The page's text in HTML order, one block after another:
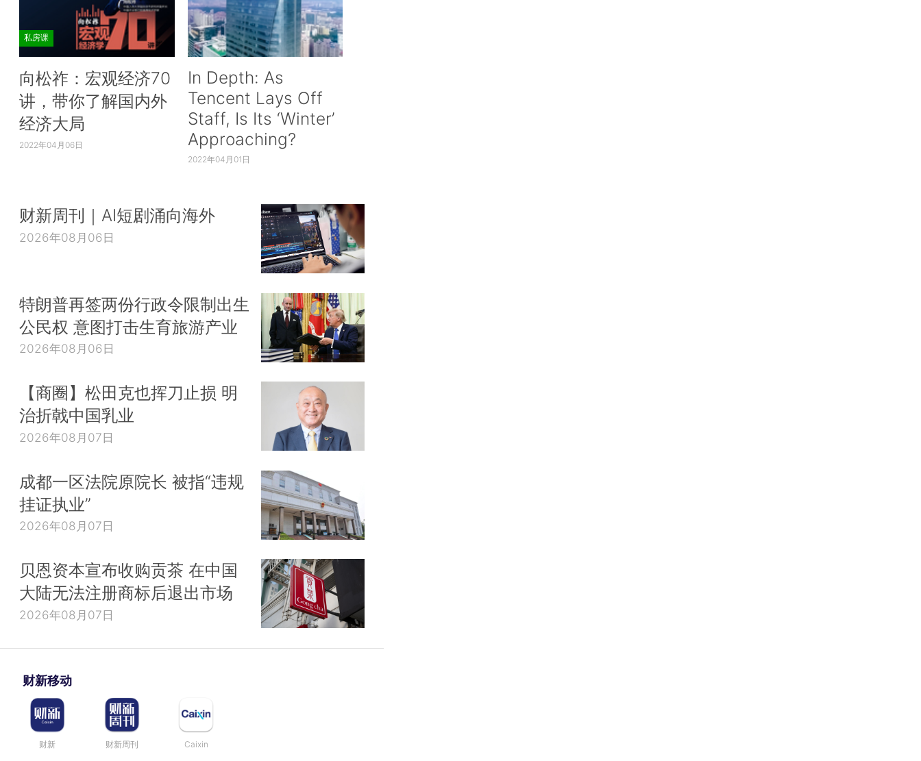
私房课
向松祚：宏观经济70
讲，带你了解国内外
经济大局
2022年04月06日
In Depth: As
Tencent Lays Off
Staff, Is Its ‘Winter’
Approaching?
2022年04月01日
财新周刊｜AI短剧涌向海外
2026年08月06日
特朗普再签两份行政令限制出生
公民权 意图打击生育旅游产业
2026年08月06日
【商圈】松田克也挥刀止损 明
治折戟中国乳业
2026年08月07日
成都一区法院原院长 被指“违规
挂证执业”
2026年08月07日
贝恩资本宣布收购贡茶 在中国
大陆无法注册商标后退出市场
2026年08月07日
财新移动
财新 财新周刊 Caixin